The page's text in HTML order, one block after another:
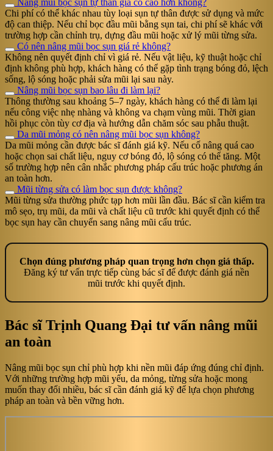
Nâng mũi bọc sụn tự thân giá có cao hơn không?
Chi phí có thể khác nhau tùy loại sụn tự thân được sử dụng và mức
độ can thiệp. Nếu chỉ bọc đầu mũi bằng sụn tai, chi phí sẽ khác với
trường hợp cần chỉnh trụ, dựng đầu mũi hoặc xử lý mũi từng sửa.
Có nên nâng mũi bọc sụn giá rẻ không?
Không nên quyết định chỉ vì giá rẻ. Nếu vật liệu, kỹ thuật hoặc chỉ
định không phù hợp, khách hàng có thể gặp tình trạng bóng đỏ, lệch
sống, lộ sóng hoặc phải sửa mũi lại sau này.
Nâng mũi bọc sụn bao lâu đi làm lại?
Thông thường sau khoảng 5–7 ngày, khách hàng có thể đi làm lại
nếu công việc nhẹ nhàng và không va chạm vùng mũi. Thời gian
hồi phục còn tùy cơ địa và hướng dẫn chăm sóc sau phẫu thuật.
Da mũi mỏng có nên nâng mũi bọc sụn không?
Da mũi mỏng cần được bác sĩ đánh giá kỹ. Nếu cố nâng quá cao
hoặc chọn sai chất liệu, nguy cơ bóng đỏ, lộ sóng có thể tăng. Một
số trường hợp nên cân nhắc phương pháp cấu trúc hoặc phương án
an toàn hơn.
Mũi từng sửa có làm bọc sụn được không?
Mũi từng sửa thường phức tạp hơn mũi lần đầu. Bác sĩ cần kiểm tra
mô sẹo, trụ mũi, da mũi và chất liệu cũ trước khi quyết định có thể
bọc sụn hay cần chuyển sang nâng mũi cấu trúc.
Chọn đúng phương pháp quan trọng hơn chọn giá thấp.
Đăng ký tư vấn trực tiếp cùng bác sĩ để được đánh giá nền
mũi trước khi quyết định.
Bác sĩ Trịnh Quang Đại tư vấn nâng mũi
an toàn
Nâng mũi bọc sụn chỉ phù hợp khi nền mũi đáp ứng đúng chỉ định.
Với những trường hợp mũi yếu, da mỏng, từng sửa hoặc mong
muốn thay đổi nhiều, bác sĩ cần đánh giá kỹ để lựa chọn phương
pháp an toàn và bền vững hơn.